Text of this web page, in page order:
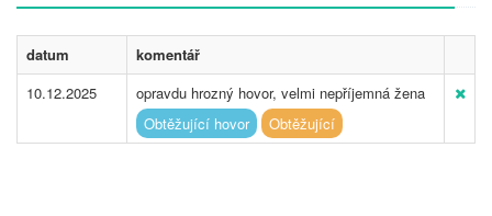
datum
komentář
10.12.2025
opravdu hrozný hovor, velmi nepříjemná žena
Obtěžující hovor
Obtěžující